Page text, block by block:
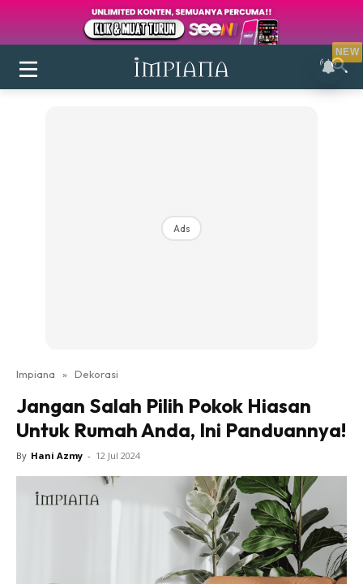
Login|Register
Ruang Makan
Ruang Tamu
Direktori
Interior Design
Landskap
Ads
Impiana » Dekorasi
Jangan Salah Pilih Pokok Hiasan
Untuk Rumah Anda, Ini Panduannya!
By Hani Azmy - 12 Jul 2024
NEW